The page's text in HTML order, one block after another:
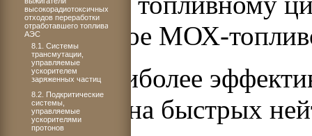
плутониевое МОХ-
Однако наиболее
реакторах на быстрых
высокорадиотоксичных
отходов переработки
отработавшего топлива
АЭС
8.1. Системы
трансмутации,
управляемые
ускорителем
заряженных частиц
8.2. Подкритические
системы,
управляемые
ускорителями
протонов